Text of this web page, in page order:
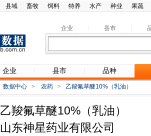
县域 畜牧 饲料 特养 水产 种业 果蔬
企业 县市
企业 县市 品种
数据中心 > 农药 > 乙羧氟草醚10%（乳油）
乙羧氟草醚10%（乳油）
山东神星药业有限公司